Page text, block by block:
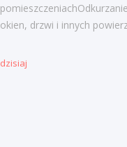
okien, drzwi i innych
dzisiaj